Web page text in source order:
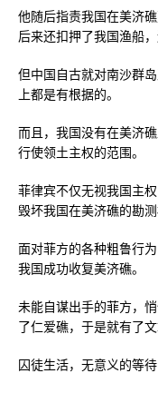
他随后指责我国在美济
后来还扣押了我国渔船
但中国自古就对南沙群
上都是有根据的。
而且，我国没有在美济
行使领土主权的范围。
菲律宾不仅无视我国主
毁坏我国在美济礁的勘
面对菲方的各种粗鲁行
我国成功收复美济礁。
未能自谋出手的菲方，
了仁爱礁，于是就有了文
囚徒生活，无意义的等待